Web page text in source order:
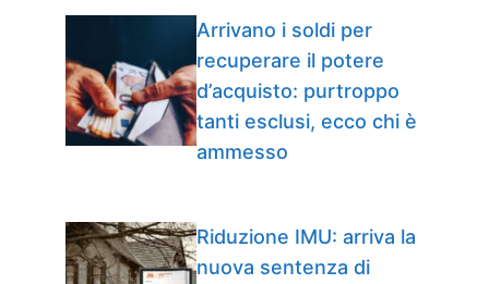
Arrivano i soldi per
recuperare il potere
d’acquisto: purtroppo
tanti esclusi, ecco chi è
ammesso
Riduzione IMU: arriva la
nuova sentenza di